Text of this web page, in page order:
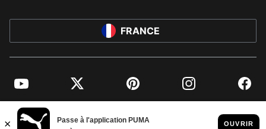
FRANCE
YouTube Twitter Pinterest Instagram
© PUMA EUROPE GMBH, 2026. TOUS DROITS RÉSERVÉS
MENTIONS ET DONNÉES LÉGALES